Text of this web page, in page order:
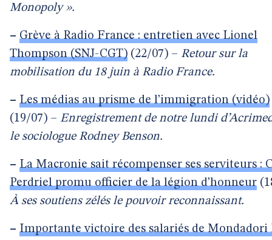
Monopoly ».
– Grève à Radio France : entretien avec Lionel
Thompson (SNJ-CGT) (22/07) – Retour sur la
mobilisation du 18 juin à Radio France.
– Les médias au prisme de l’immigration (vidéo)
(19/07) – Enregistrement de notre lundi
le sociologue Rodney Benson.
– La Macronie sait récompenser ses serviteurs :
Perdriel promu officier de la légion d’honneur
À ses soutiens zélés le pouvoir reconnaissant.
– Importante victoire des salariés de Mondadori